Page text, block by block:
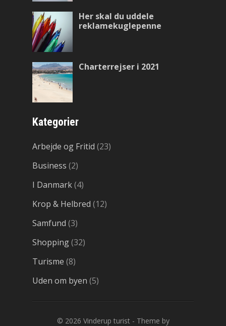
Her skal du uddele
reklamekuglepenne
Charterrejser i 2021
Kategorier
Arbejde og Fritid (23)
Business (2)
I Danmark(4)
Krop & Helbred (12)
Samfund (3)
Shopping(32)
Turisme (8)
Uden om byen (5)
© 2026 Vinderup turist- Theme by